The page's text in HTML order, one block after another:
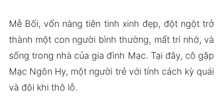
Mễ Bối, vốn nàng tiên tinh xinh đẹp, đột ngột trở
thành một con người bình thường, mất trí nhớ, và
sống trong nhà của gia đình Mạc. Tại đây, cô gặp
Mạc Ngôn Hy, một người trẻ với tính cách kỳ quái
và đôi khi thô lỗ.